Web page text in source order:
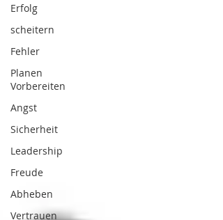
Erfolg
scheitern
Fehler
Planen
Vorbereiten
Angst
Sicherheit
Leadership
Freude
Abheben
Vertrauen